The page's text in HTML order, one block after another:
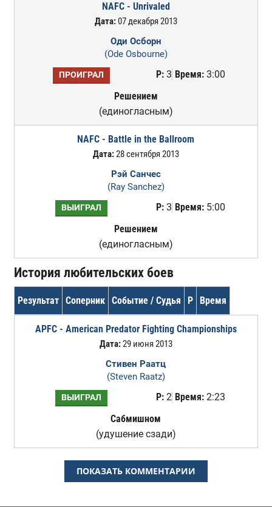
NAFC - Unrivaled
Дата:07 декабря 2013
Оди Осборн
(Ode Osbourne)
ПРОИГРАЛ Р:3 Время:3:00
Решением
(единогласным)
NAFC - Battle in the Ballroom
Дата:28 сентября 2013
Рэй Санчес
(Ray Sanchez)
ВЫИГРАЛ Р:3 Время:5:00
Решением
(единогласным)
История любительских боев
Результат Соперник Событие / Судья Р Время
APFC - American Predator Fighting Championships
Дата:29 июня 2013
Стивен Раатц
(Steven Raatz)
ВЫИГРАЛ Р:2 Время:2:23
Сабмишном
(удушение сзади)
ПОКАЗАТЬ КОММЕНТАРИИ